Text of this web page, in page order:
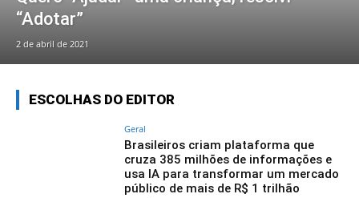
“Adotar”
2 de abril de 2021
ESCOLHAS DO EDITOR
Geral
Brasileiros criam plataforma que
cruza 385 milhões de informações e
usa IA para transformar um mercado
público de mais de R$ 1 trilhão